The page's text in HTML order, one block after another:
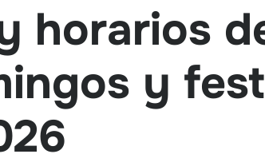
horarios
y